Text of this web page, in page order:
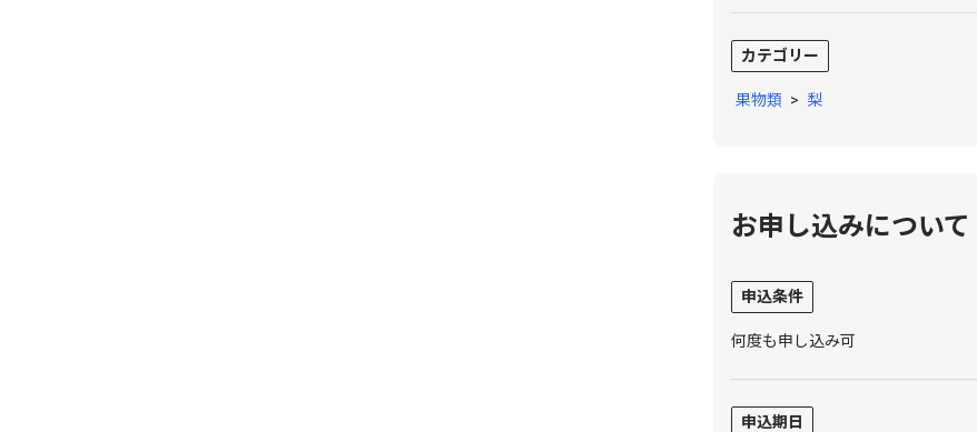
カテゴリー
果物類 > 梨
お申し込みについて
申込条件
何度も申し込み可
申込期日